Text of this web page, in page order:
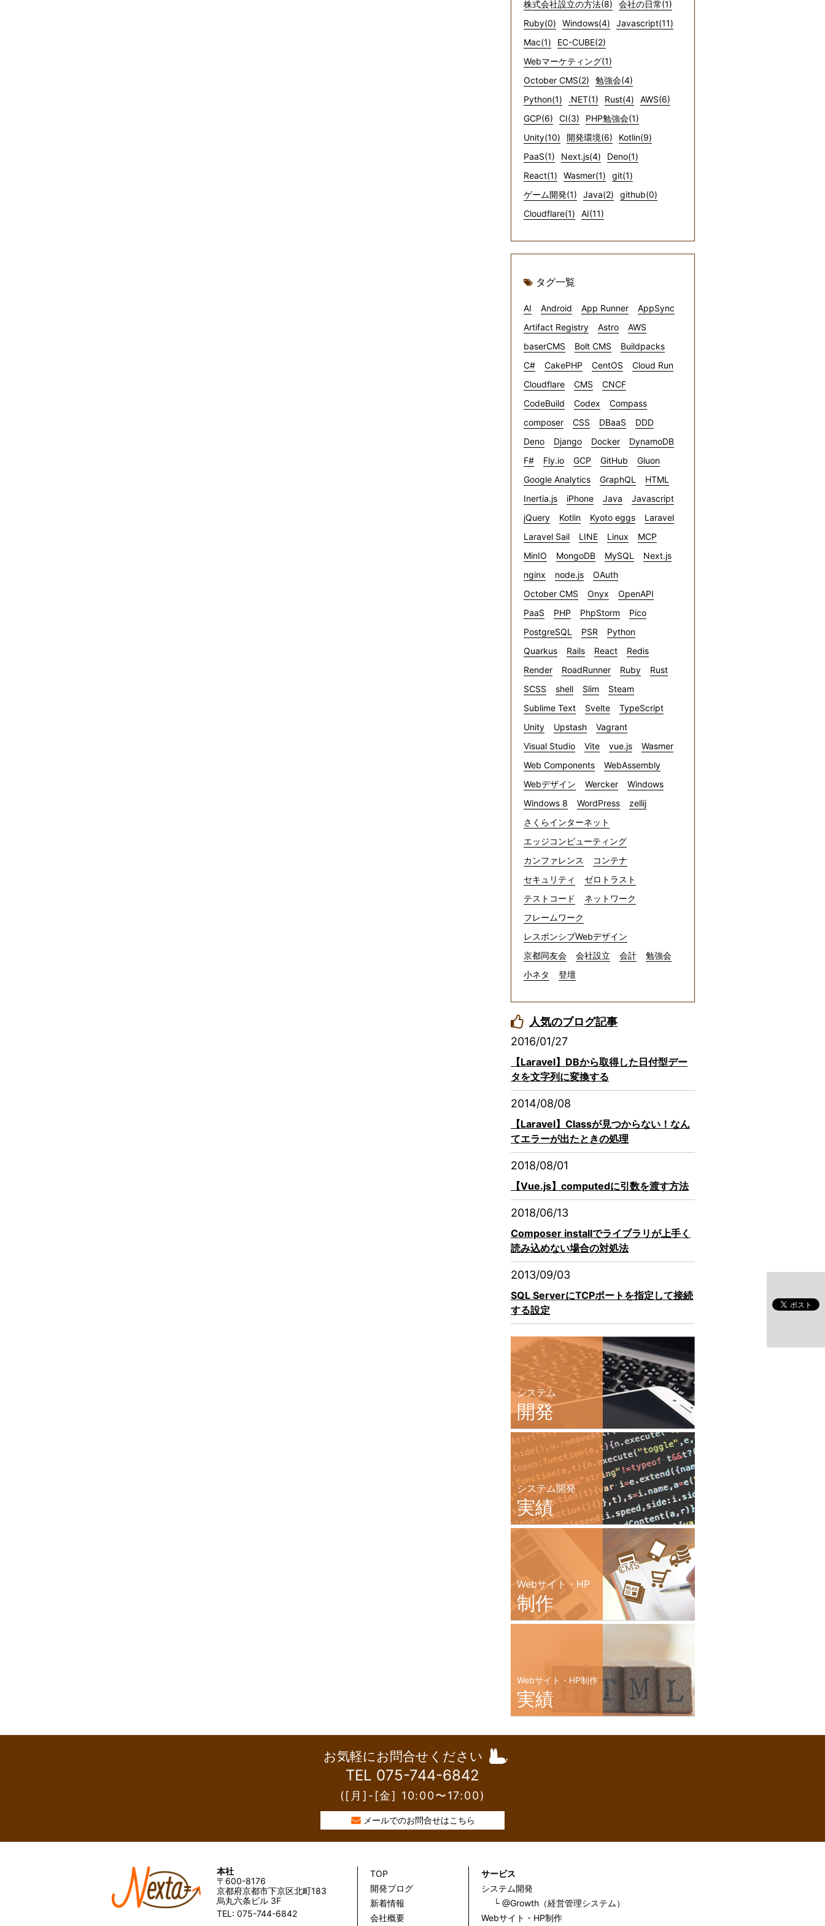
株式会社設立の方法(8)
会社の日常(1)
Ruby(0)
Windows(4)
Javascript(11)
Mac(1)
EC-CUBE(2)
Webマーケティング(1)
October CMS(2)
勉強会(4)
Python(1)
.NET(1) Rust(4)
AWS(6)
GCP(6)
CI(3)
PHP勉強会(1)
Unity(10)
開発環境(6)
Kotlin(9)
PaaS(1)
Next.js(4)
Deno(1)
React(1)
Wasmer(1)
git(1)
ゲーム開発(1)
Java(2)
github(0)
Cloudflare(1)
AI(11)
タグ一覧
AI Android App Runner
AppSync
Artifact Registry
Astro
AWS
baserCMS
Bolt CMS
Buildpacks
C#
CakePHP CentOS
Cloud Run
Cloudflare
CMS
CNCF
CodeBuild
Codex
Compass
composer
CSS DBaaS
DDD
Deno
Django Docker
DynamoDB
F#
Fly.io GCP GitHub
Gluon
Google Analytics
GraphQL
HTML
Inertia.js
iPhone Java
Javascript
jQuery
Kotlin Kyoto eggs
Laravel
Laravel Sail
LINE Linux
MCP
MinIO
MongoDB MySQL
Next.js
nginx
node.js
OAuth
October CMS
Onyx
OpenAPI
PaaS
PHP PhpStorm
Pico
PostgreSQL
PSR
Python
Quarkus
Rails React
Redis
Render
RoadRunner Ruby
Rust
SCSS
shell Slim
Steam
Sublime Text
Svelte
TypeScript
Unity
Upstash
Vagrant
Visual Studio
Vite vue.js
Wasmer
Web Components
WebAssembly
Webデザイン
Wercker
Windows
Windows 8
WordPress
zellij
さくらインターネット
エッジコンピューティング
カンファレンス
コンテナ
セキュリティ
ゼロトラスト
テストコード
ネットワーク
フレームワーク
レスポンシブWebデザイン
京都同友会
会社設立 会計
勉強会
小ネタ
登壇
人気のブログ記事
2016/01/27
【Laravel】DBから取得した日付型デー
タを文字列に変換する
2014/08/08
【Laravel】Classが見つからない！なん
てエラーが出たときの処理
2018/08/01
【Vue.js】computedに引数を渡す方法
2018/06/13
Composer installでライブラリが上手く
読み込めない場合の対処法
2013/09/03
SQL ServerにTCPポートを指定して接続
する設定
システム
開発
システム開発
実績
Webサイト・HP
制作
Webサイト・HP制作
実績
お気軽にお問合せください
TEL 075-744-6842
([月]-[金] 10:00〜17:00)
メールでのお問合せはこちら
本社
〒600-8176
京都府京都市下京区北町183
烏丸六条ビル 3F
TEL: 075-744-6842
TOP
開発ブログ
新着情報
会社概要
サービス
システム開発
└ @Growth（経営管理システム）
Webサイト・HP制作